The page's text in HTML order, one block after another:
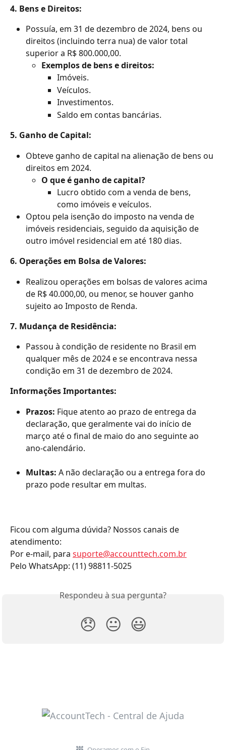
4. Bens e Direitos:
Possuía, em 31 de dezembro de 2024, bens ou
direitos (incluindo terra nua) de valor total
superior a R$ 800.000,00.
Exemplos de bens e direitos:
Imóveis.
Veículos.
Investimentos.
Saldo em contas bancárias.
5. Ganho de Capital:
Obteve ganho de capital na alienação de bens ou
direitos em 2024.
O que é ganho de capital?
Lucro obtido com a venda de bens,
como imóveis e veículos.
Optou pela isenção do imposto na venda de
imóveis residenciais, seguido da aquisição de
outro imóvel residencial em até 180 dias.
6. Operações em Bolsa de Valores:
Realizou operações em bolsas de valores acima
de R$ 40.000,00, ou menor, se houver ganho
sujeito ao Imposto de Renda.
7. Mudança de Residência:
Passou à condição de residente no Brasil em
qualquer mês de 2024 e se encontrava nessa
condição em 31 de dezembro de 2024.
Informações Importantes:
Prazos: Fique atento ao prazo de entrega da
declaração, que geralmente vai do início de
março até o final de maio do ano seguinte ao
ano-calendário.
Multas: A não declaração ou a entrega fora do
prazo pode resultar em multas.
Ficou com alguma dúvida? Nossos canais de
atendimento:
Por e-mail, para suporte@accounttech.com.br
Pelo WhatsApp: (11) 98811-5025
Respondeu à sua pergunta?
😞 😐 😃